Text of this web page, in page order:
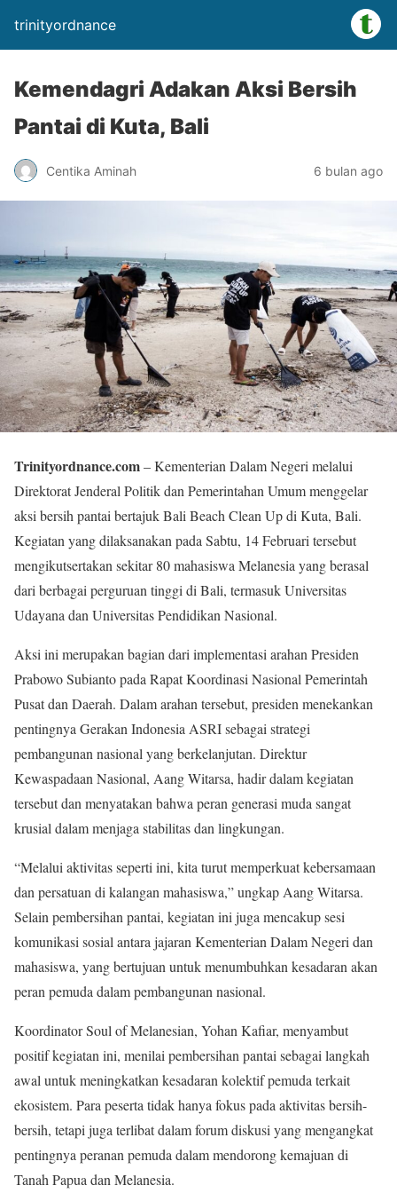
trinityordnance
Kemendagri Adakan Aksi Bersih
Pantai di Kuta, Bali
Centika Aminah 6 bulan ago
Trinityordnance.com– Kementerian Dalam Negeri melalui
Direktorat Jenderal Politik dan Pemerintahan Umum menggelar
aksi bersih pantai bertajuk Bali Beach Clean Up di Kuta, Bali.
Kegiatan yang dilaksanakan pada Sabtu, 14 Februari tersebut
mengikutsertakan sekitar 80 mahasiswa Melanesia yang berasal
dari berbagai perguruan tinggi di Bali, termasuk Universitas
Udayana dan Universitas Pendidikan Nasional.
Aksi ini merupakan bagian dari implementasi arahan Presiden
Prabowo Subianto pada Rapat Koordinasi Nasional Pemerintah
Pusat dan Daerah. Dalam arahan tersebut, presiden menekankan
pentingnya Gerakan Indonesia ASRI sebagai strategi
pembangunan nasional yang berkelanjutan. Direktur
Kewaspadaan Nasional, Aang Witarsa, hadir dalam kegiatan
tersebut dan menyatakan bahwa peran generasi muda sangat
krusial dalam menjaga stabilitas dan lingkungan.
“Melalui aktivitas seperti ini, kita turut memperkuat kebersamaan
dan persatuan di kalangan mahasiswa,” ungkap Aang Witarsa.
Selain pembersihan pantai, kegiatan ini juga mencakup sesi
komunikasi sosial antara jajaran Kementerian Dalam Negeri dan
mahasiswa, yang bertujuan untuk menumbuhkan kesadaran akan
peran pemuda dalam pembangunan nasional.
Koordinator Soul of Melanesian, Yohan Kafiar, menyambut
positif kegiatan ini, menilai pembersihan pantai sebagai langkah
awal untuk meningkatkan kesadaran kolektif pemuda terkait
ekosistem. Para peserta tidak hanya fokus pada aktivitas bersih-
bersih, tetapi juga terlibat dalam forum diskusi yang mengangkat
pentingnya peranan pemuda dalam mendorong kemajuan di
Tanah Papua dan Melanesia.